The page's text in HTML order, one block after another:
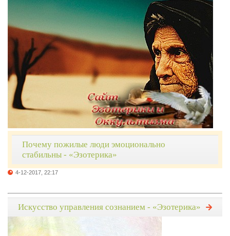
Почему пожилые люди эмоционально
стабильны - «Эзотерика»
4-12-2017, 22:17
Искусство управления сознанием - «Эзотерика»